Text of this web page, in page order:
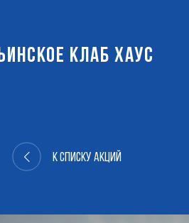
КЛАБ ХАУС
К списку акций